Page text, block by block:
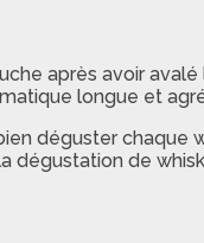
après avoir
longue et
déguster chaque
dégustation de